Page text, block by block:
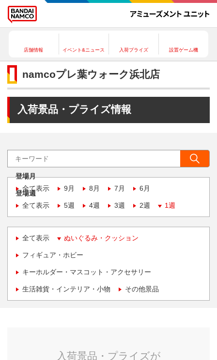
店舗情報 イベント&ニュース 入荷プライズ 設置ゲーム機
namcoプレ葉ウォーク浜北店
入荷景品・プライズ情報
登場月
全て表示
9月 8月 7月 6月
登場週
全て表示
5週 4週 3週 2週 1週
全て表示 ぬいぐるみ・クッション
フィギュア・ホビー
キーホルダー・マスコット・アクセサリー
生活雑貨・インテリア・小物 その他景品